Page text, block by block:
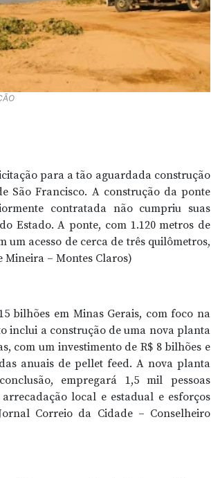
para a tão aguardada construção
São Francisco. A construção da ponte
contratada não cumpriu suas
Estado. A ponte, com 1.120 metros de
acesso de cerca de três quilômetros,
Mineira – Montes Claros)
bilhões em Minas Gerais, com foco na
inclui a construção de uma nova planta
com um investimento de R$ 8 bilhões e
anuais de pellet feed. A nova planta
empregará 1,5 mil pessoas
local e estadual e esforços
Correio da Cidade – Conselheiro